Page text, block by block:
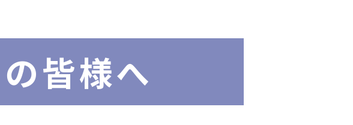
ラブ
大阪体育大学
内部進学について
皆様へ